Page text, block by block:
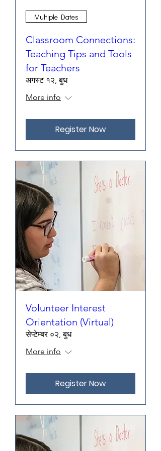
Multiple Dates
Classroom Connections:
Teaching Tips and Tools
for Teachers
अगस्ट १२, बुध
More info
Register Now
Volunteer Interest
Orientation (Virtual)
सेप्टेम्बर ०२, बुध
More info
Register Now